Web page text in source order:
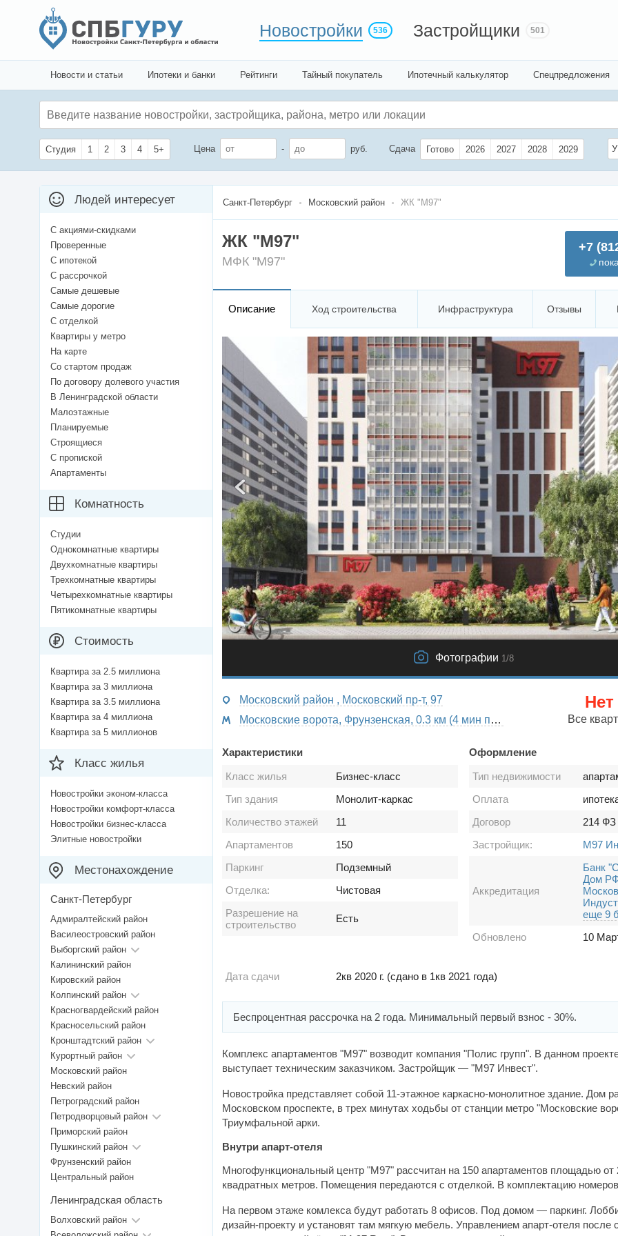
Новостройки 536 Застройщики 501
Новости и статьи Ипотеки и банки Рейтинги Тайный покупатель Ипотечный калькулятор Спецпредложения
Студия 1 2 3 4 5+ Цена - руб. Сдача Готово 2026 2027 2028 2029
Санкт-Петербург Московский район ЖК "М97"
+7
ЖК "М97"
МФК "М97"
Описание Ход строительства Инфраструктура Отзывы
Фотографии 1/8
Все
Московский район , Московский пр-т, 97
Московские ворота, Фрунзенская, 0.3 км (4 мин пешком)
Характеристики
Класс жилья
Бизнес-класс
Тип здания
Монолит-каркас
Количество этажей
11
Апартаментов
150
Паркинг
Подземный
Отделка:
Чистовая
Разрешение на
строительство
Есть
Оформление
Тип недвижимости
Оплата
Договор
214 ФЗ
Застройщик:
М97
Аккредитация
Банк
Дом
еще 9
Обновлено
10
Дата сдачи 2кв 2020 г. (сдано в 1кв 2021 года)
Беспроцентная рассрочка на 2 года. Минимальный первый взнос - 30%.
Комплекс апартаментов "М97" возводит компания "Полис групп". В данном
выступает техническим заказчиком. Застройщик — "М97 Инвест".
Новостройка представляет собой 11-этажное каркасно-монолитное здание. Дом
Московском проспекте, в трех минутах ходьбы от станции метро "Московские
Триумфальной арки.
Внутри апарт-отеля
Многофункциональный центр "М97" рассчитан на 150 апартаментов площадью от
квадратных метров. Помещения передаются с отделкой. В комплектацию
На первом этаже комлекса будут работать 8 офисов. Под домом — паркинг.
дизайн-проекту и установят там мягкую мебель. Управлением апарт-отеля после
Людей интересует
С акциями-скидками
Проверенные
С ипотекой
С рассрочкой
Самые дешевые
Самые дорогие
С отделкой
Квартиры у метро
На карте
Со стартом продаж
По договору долевого участия
В Ленинградской области
Малоэтажные
Планируемые
Строящиеся
С пропиской
Апартаменты
Комнатность
Студии
Однокомнатные квартиры
Двухкомнатные квартиры
Трехкомнатные квартиры
Четырехкомнатные квартиры
Пятикомнатные квартиры
Стоимость
Квартира за 2.5 миллиона
Квартира за 3 миллиона
Квартира за 3.5 миллиона
Квартира за 4 миллиона
Квартира за 5 миллионов
Класс жилья
Новостройки эконом-класса
Новостройки комфорт-класса
Новостройки бизнес-класса
Элитные новостройки
Местонахождение
Санкт-Петербург
Адмиралтейский район
Василеостровский район
Выборгский район
Калининский район
Кировский район
Колпинский район
Красногвардейский район
Красносельский район
Кронштадтский район
Курортный район
Московский район
Невский район
Петроградский район
Петродворцовый район
Приморский район
Пушкинский район
Фрунзенский район
Центральный район
Ленинградская область
Волховский район